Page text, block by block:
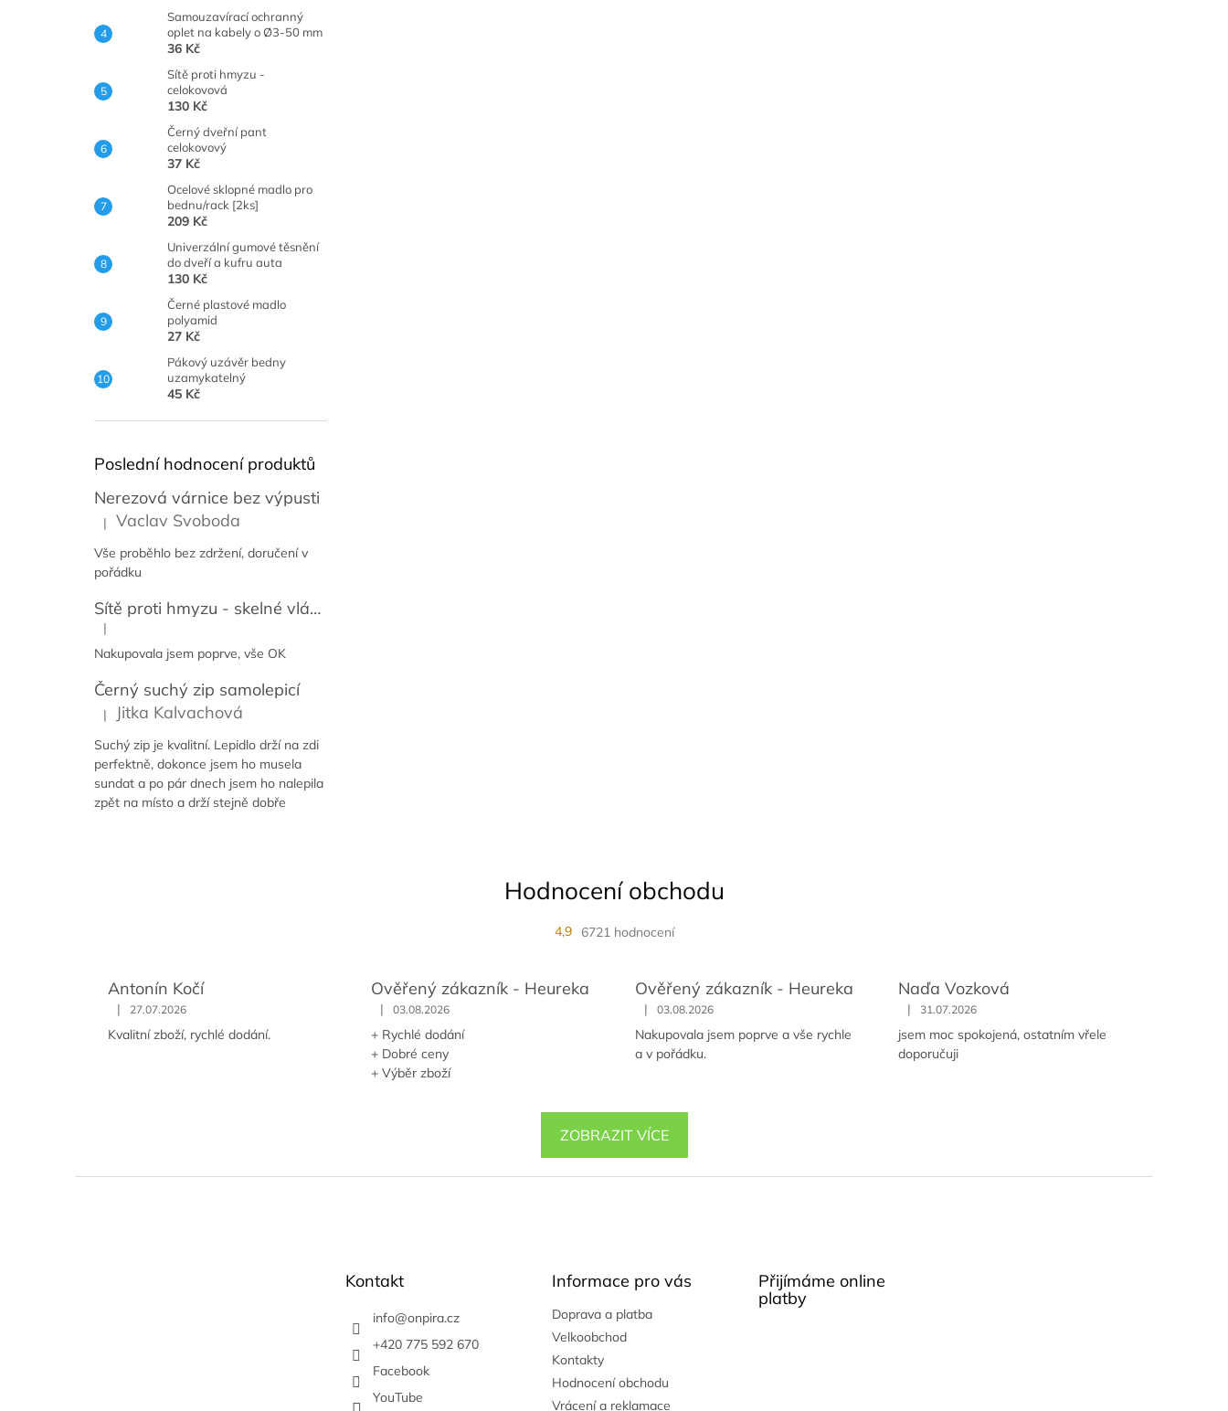
Samouzavírací ochranný
oplet na kabely o Ø3-50 mm
36 Kč
Sítě proti hmyzu -
celokovová
130 Kč
Černý dveřní pant
celokovový
37 Kč
Ocelové sklopné madlo pro
bednu/rack [2ks]
209 Kč
Univerzální gumové těsnění
do dveří a kufru auta
130 Kč
Černé plastové madlo
polyamid
27 Kč
Pákový uzávěr bedny
uzamykatelný
45 Kč
Poslední hodnocení produktů
Nerezová várnice bez výpusti
Hodnocení produktu je 5 z 5 hvězdiček.
| Vaclav Svoboda
Vše proběhlo bez zdržení, doručení v
pořádku
Sítě proti hmyzu - skelné vlákno + PVC
Hodnocení produktu je 5 z 5 hvězdiček.
|
Nakupovala jsem poprve, vše OK
Černý suchý zip samolepicí
Hodnocení produktu je 5 z 5 hvězdiček.
| Jitka Kalvachová
Suchý zip je kvalitní. Lepidlo drží na zdi
perfektně, dokonce jsem ho musela
sundat a po pár dnech jsem ho nalepila
zpět na místo a drží stejně dobře
Hodnocení obchodu
4,9 6721 hodnocení
Antonín Kočí
| 27.07.2026
Kvalitní zboží, rychlé dodání.
Ověřený zákazník - Heureka
| 03.08.2026
+ Rychlé dodání
+ Dobré ceny
+ Výběr zboží
Ověřený zákazník - Heureka
| 03.08.2026
Nakupovala jsem poprve a vše rychle
a v pořádku.
Naďa Vozková
| 31.07.2026
jsem moc spokojená, ostatním vřele
doporučuji
ZOBRAZIT VÍCE
Kontakt
info@onpira.cz
+420 775 592 670
Facebook
YouTube
Informace pro vás
Doprava a platba
Velkoobchod
Kontakty
Hodnocení obchodu
Vrácení a reklamace
Přijímáme online
platby